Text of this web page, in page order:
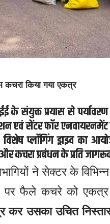
कचरा किया गया एकत्र
के संयुक्त प्रयास से
एवंसेंटर फॉर
प्लॉगिंग ड्राइवका
कचरा प्रबंधन के प्रति
ने सेक्टर के
पर फैले कचरे को
कर उसका उचित